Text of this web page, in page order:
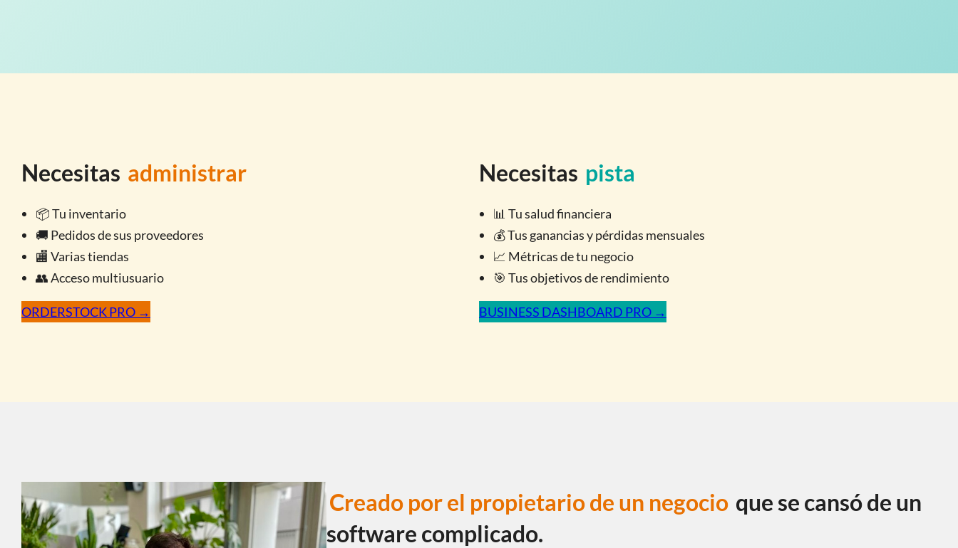
Necesitas administrar
📦 Tu inventario
🚚 Pedidos de sus proveedores
🏬 Varias tiendas
👥 Acceso multiusuario
ORDERSTOCK PRO →
Necesitas pista
📊 Tu salud financiera
💰 Tus ganancias y pérdidas mensuales
📈 Métricas de tu negocio
🎯 Tus objetivos de rendimiento
BUSINESS DASHBOARD PRO →
Creado por el propietario de un negocio que se cansó de un
software complicado.